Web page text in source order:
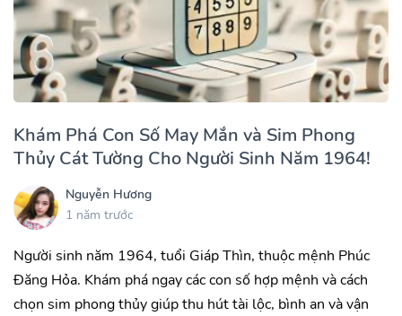
Khám Phá Con Số May Mắn và Sim Phong
Thủy Cát Tường Cho Người Sinh Năm 1964!
Nguyễn Hương
1 năm trước
Người sinh năm 1964, tuổi Giáp Thìn, thuộc mệnh Phúc
Đăng Hỏa. Khám phá ngay các con số hợp mệnh và cách
chọn sim phong thủy giúp thu hút tài lộc, bình an và vận